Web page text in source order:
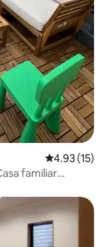
Calificación
4.93 (15)
familiar